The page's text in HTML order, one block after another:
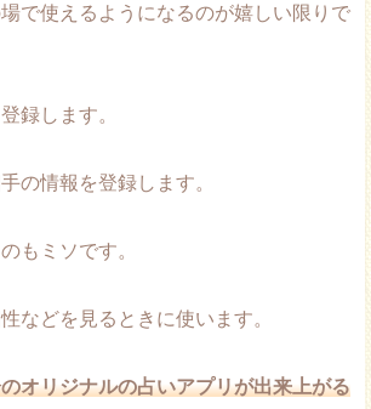
で使えるようになるのが嬉しい限りで
録します。
の情報を登録します。
もミソです。
などを見るときに使います。
オリジナルの占いアプリが出来上がる